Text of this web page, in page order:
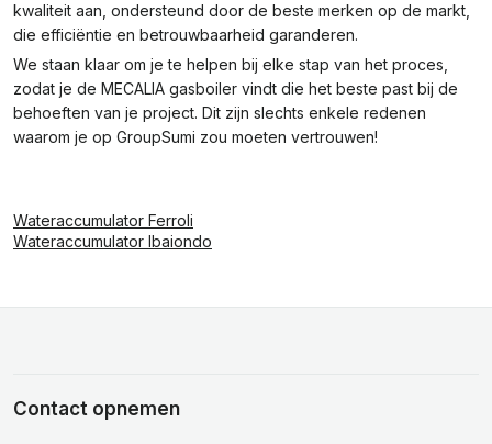
kwaliteit aan, ondersteund door de beste merken op de markt,
die efficiëntie en betrouwbaarheid garanderen.
We staan klaar om je te helpen bij elke stap van het proces,
zodat je de MECALIA gasboiler vindt die het beste past bij de
behoeften van je project. Dit zijn slechts enkele redenen
waarom je op GroupSumi zou moeten vertrouwen!
Wateraccumulator Ferroli
Wateraccumulator Ibaiondo
Contact opnemen